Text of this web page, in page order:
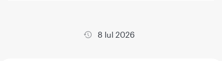
8 Iul 2026